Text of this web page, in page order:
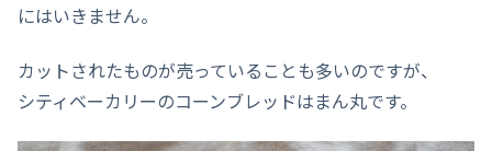
にはいきません。
カットされたものが売っていることも多いのですが、
シティベーカリーのコーンブレッドはまん丸です。